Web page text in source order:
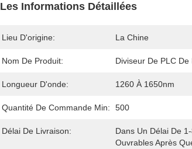
Les Informations Détaillées
Lieu D'origine: La Chine
Nom De Produit: Diviseur De PLC De
Longueur D'onde: 1260 À 1650nm
Quantité De Commande Min: 500
Délai De Livraison:
Dans Un Délai De
Ouvrables Après